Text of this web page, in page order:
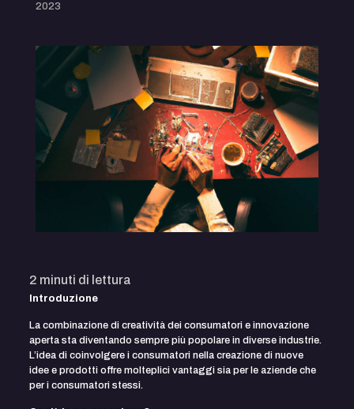
2023
2 minuti di lettura
Introduzione
La combinazione di creatività dei consumatori e innovazione
aperta sta diventando sempre più popolare in diverse industrie.
L’idea di coinvolgere i consumatori nella creazione di nuove
idee e prodotti offre molteplici vantaggi sia per le aziende che
per i consumatori stessi.